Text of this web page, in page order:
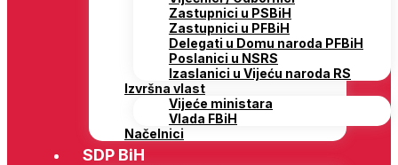
Zastupnici u PSBiH
Zastupnici u PFBiH
Delegati u Domu naroda PFBiH
Poslanici u NSRS
Izaslanici u Vijeću naroda RS
Izvršna vlast
Vijeće ministara
Vlada FBiH
Načelnici
SDP BiH